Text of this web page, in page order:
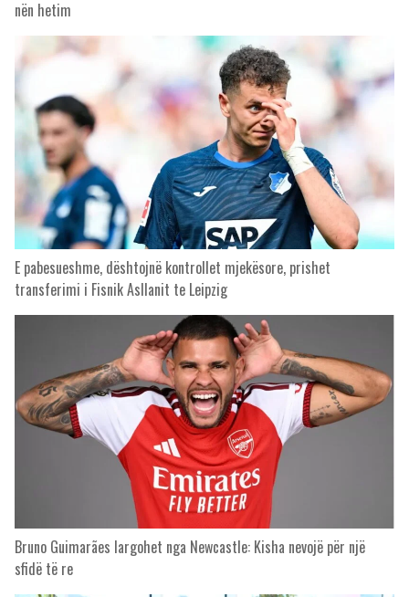
nën hetim
E pabesueshme, dështojnë kontrollet mjekësore, prishet
transferimi i Fisnik Asllanit te Leipzig
Bruno Guimarães largohet nga Newcastle: Kisha nevojë për një
sfidë të re